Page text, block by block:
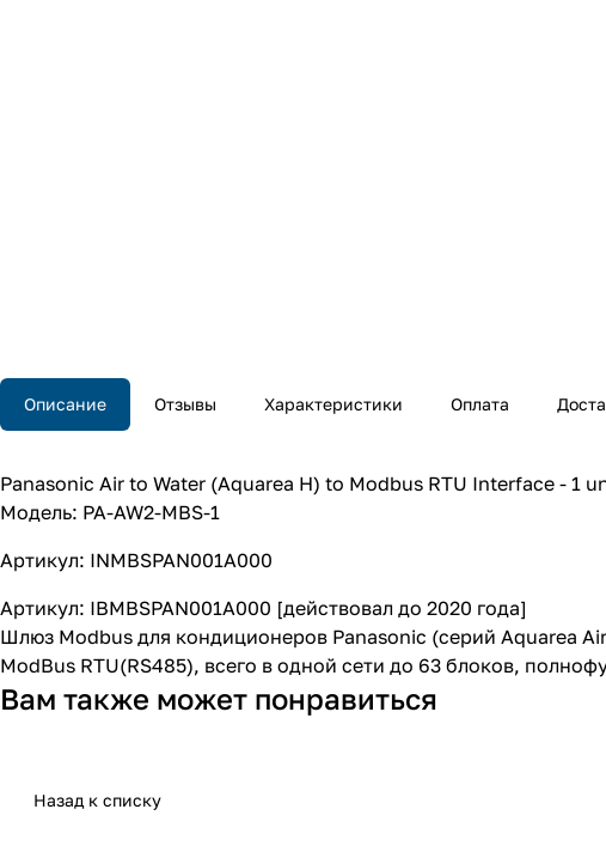
Описание Отзывы Характеристики Оплата
Panasonic Air to Water (Aquarea H) to Modbus RTU Interface - 1
Модель: PA-AW2-MBS-1
Артикул: INMBSPAN001A000
Артикул: IBMBSPAN001A000 [действовал до 2020 года]
Шлюз Modbus для кондиционеров Panasonic (серий Aquarea
ModBus RTU(RS485), всего в одной сети до 63 блоков,
Вам также может понравиться
Назад к списку